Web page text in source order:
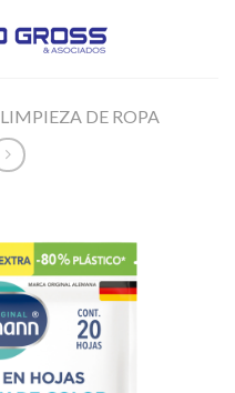
LIMPIEZA DE ROPA